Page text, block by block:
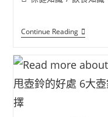
Continue Reading